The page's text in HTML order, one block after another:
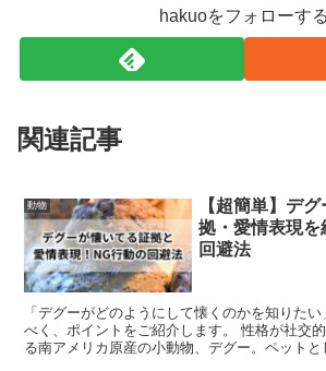
hakuoをフォローする
関連記事
動物
【超簡単】デ
拠・愛情表現
回避法
「デグーがどのようにして懐くのかを知りた
べく、ポイントをご紹介します。 性格が社交
る南アメリカ原産の小動物、デグー。ペット